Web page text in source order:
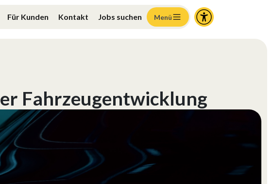
Für Kunden Kontakt Jobs suchen Menü
Fahrzeugentwicklung